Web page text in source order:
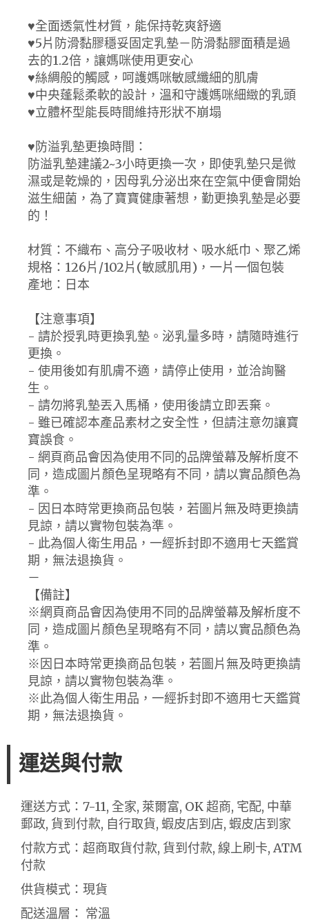
♥全面透氣性材質，能保持乾爽舒適
♥5片防滑黏膠穩妥固定乳墊－防滑黏膠面積是過
去的1.2倍，讓媽咪使用更安心
♥絲綢般的觸感，呵護媽咪敏感纖細的肌膚
♥中央蓬鬆柔軟的設計，溫和守護媽咪細緻的乳頭
♥立體杯型能長時間維持形狀不崩塌
♥防溢乳墊更換時間：
防溢乳墊建議2~3小時更換一次，即使乳墊只是微
濕或是乾燥的，因母乳分泌出來在空氣中便會開始
滋生細菌，為了寶寶健康著想，勤更換乳墊是必要
的！
材質：不織布、高分子吸收材、吸水紙巾、聚乙烯
規格：126片/102片(敏感肌用)，一片一個包裝
產地：日本
【注意事項】
- 請於授乳時更換乳墊。泌乳量多時，請隨時進行
更換。
- 使用後如有肌膚不適，請停止使用，並洽詢醫
生。
- 請勿將乳墊丟入馬桶，使用後請立即丟棄。
- 雖已確認本產品素材之安全性，但請注意勿讓寶
寶誤食。
- 網頁商品會因為使用不同的品牌螢幕及解析度不
同，造成圖片顏色呈現略有不同，請以實品顏色為
準。
- 因日本時常更換商品包裝，若圖片無及時更換請
見諒，請以實物包裝為準。
- 此為個人衛生用品，一經拆封即不適用七天鑑賞
期，無法退換貨。
－
【備註】
※網頁商品會因為使用不同的品牌螢幕及解析度不
同，造成圖片顏色呈現略有不同，請以實品顏色為
準。
※因日本時常更換商品包裝，若圖片無及時更換請
見諒，請以實物包裝為準。
※此為個人衛生用品，一經拆封即不適用七天鑑賞
期，無法退換貨。
運送與付款
運送方式：7-11, 全家, 萊爾富, OK 超商, 宅配, 中華
郵政, 貨到付款, 自行取貨, 蝦皮店到店, 蝦皮店到家
付款方式：超商取貨付款, 貨到付款, 線上刷卡, ATM
付款
供貨模式：現貨
配送溫層： 常溫